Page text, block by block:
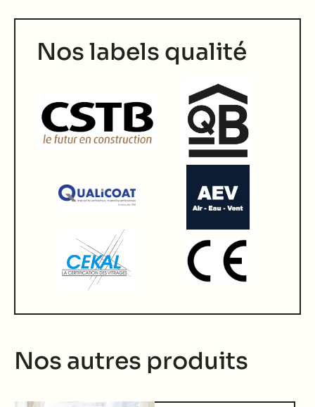
Nos labels qualité
Nos autres produits